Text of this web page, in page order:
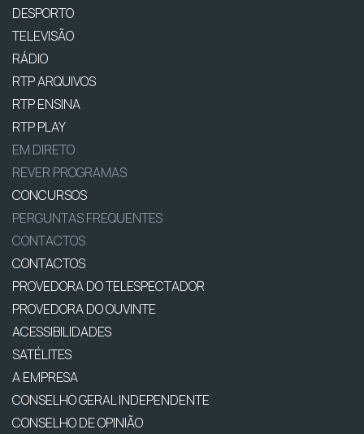
DESPORTO
TELEVISÃO
RÁDIO
RTP ARQUIVOS
RTP ENSINA
RTP PLAY
EM DIRETO
REVER PROGRAMAS
CONCURSOS
PERGUNTAS FREQUENTES
CONTACTOS
CONTACTOS
PROVEDORA DO TELESPECTADOR
PROVEDORA DO OUVINTE
ACESSIBILIDADES
SATÉLITES
A EMPRESA
CONSELHO GERAL INDEPENDENTE
CONSELHO DE OPINIÃO